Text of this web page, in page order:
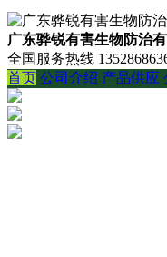
广东骅锐有害生物防治
全国服务热线
首页 公司介绍 产品供应